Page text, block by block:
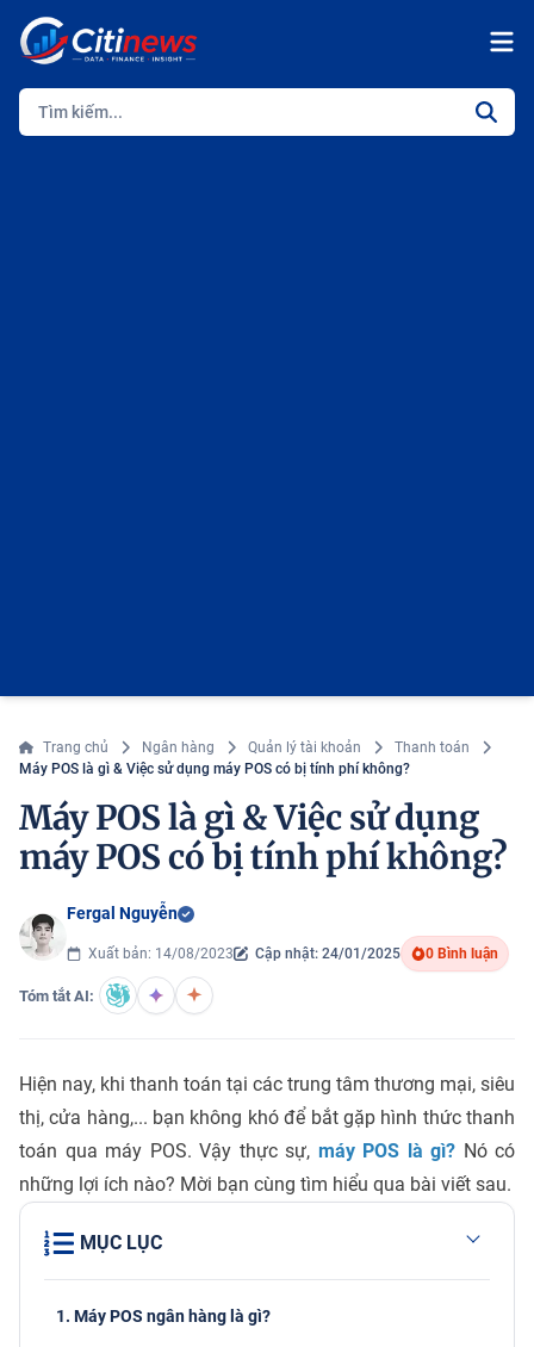
Trang chủ Ngân hàng Quản lý tài khoản
Thanh toán
Máy POS là gì & Việc sử dụng máy POS có bị tính phí không?
Máy POS là gì & Việc sử dụng
máy POS có bị tính phí không?
Fergal Nguyễn
Xuất bản: 14/08/2023 Cập nhật: 24/01/2025 0 Bình luận
Tóm tắt AI:
Hiện nay, khi thanh toán tại các trung tâm thương mại, siêu
thị, cửa hàng,... bạn không khó để bắt gặp hình thức thanh
toán qua máy POS. Vậy thực sự, máy POS là gì? Nó có
những lợi ích nào? Mời bạn cùng tìm hiểu qua bài viết sau.
MỤC LỤC
1. Máy POS ngân hàng là gì?